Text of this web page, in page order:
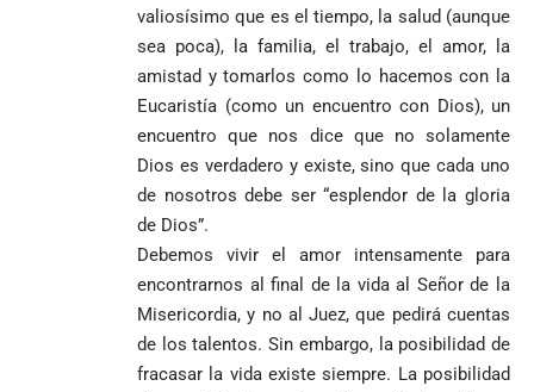
valiosísimo que es el tiempo, la salud (aunque
sea poca), la familia, el trabajo, el amor, la
amistad y tomarlos como lo hacemos con la
Eucaristía (como un encuentro con Dios), un
encuentro que nos dice que no solamente
Dios es verdadero y existe, sino que cada uno
de nosotros debe ser “esplendor de la gloria
de Dios”.
Debemos vivir el amor intensamente para
encontrarnos al final de la vida al Señor de la
Misericordia, y no al Juez, que pedirá cuentas
de los talentos. Sin embargo, la posibilidad de
fracasar la vida existe siempre. La posibilidad